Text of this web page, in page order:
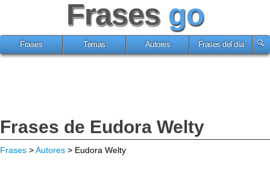
Frases go
Frases Temas Autores Frases del día
Frases de Eudora Welty
Frases >Autores > Eudora Welty